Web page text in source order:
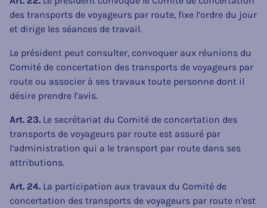
des transports de voyageurs par route, fixe l’ordre du jour
et dirige les séances de travail.
Le président peut consulter, convoquer aux réunions du
Comité de concertation des transports de voyageurs par
route ou associer à ses travaux toute personne dont il
désire prendre l’avis.
Art. 23. Le secrétariat du Comité de concertation des
transports de voyageurs par route est assuré par
l’administration qui a le transport par route dans ses
attributions.
Art. 24. La participation aux travaux du Comité de
concertation des transports de voyageurs par route n’est